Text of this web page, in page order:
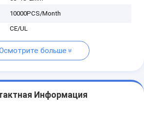
10000PCS/Month
CE/UL
больше
Информация